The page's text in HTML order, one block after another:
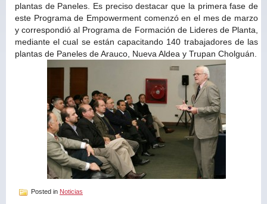
plantas de Paneles. Es preciso destacar que la primera fase de
este Programa de Empowerment comenzó en el mes de marzo
y correspondió al Programa de Formación de Lideres de Planta,
mediante el cual se están capacitando 140 trabajadores de las
plantas de Paneles de Arauco, Nueva Aldea y Trupan Cholguán.
Posted in Noticias